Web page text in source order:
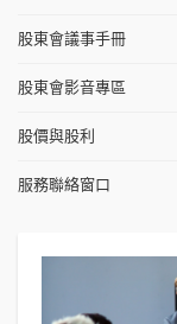
股東會議事手冊
股東會影音專區
股價與股利
服務聯絡窗口